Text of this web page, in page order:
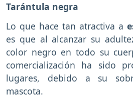
Tarántula negra
Lo que hace tan atractiva a
es que al alcanzar su
color negro en todo su
comercialización ha sido
lugares, debido a su
mascota.